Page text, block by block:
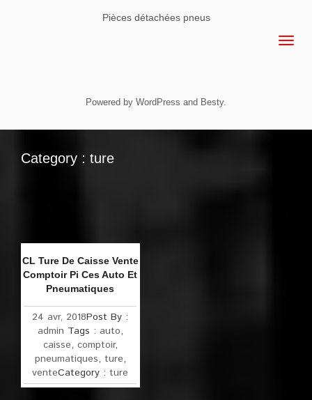
Pièces détachées pneus
Powered by WordPress and Besty.
Category : ture
CL Ture De Caisse Vente
Comptoir Pi Ces Auto Et
Pneumatiques
24 avr, 2018Post By :
admin Tags : auto,
caisse, comptoir,
pneumatiques, ture,
venteCategory :ture